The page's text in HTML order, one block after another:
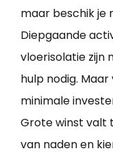
maar beschik je
Diepgaande
vloerisolatie zijn
hulp nodig.
minimale
Grote winst valt
van naden en